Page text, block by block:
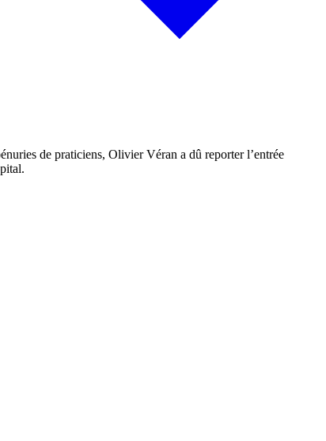
de praticiens, Olivier Véran a dû reporter l’entrée